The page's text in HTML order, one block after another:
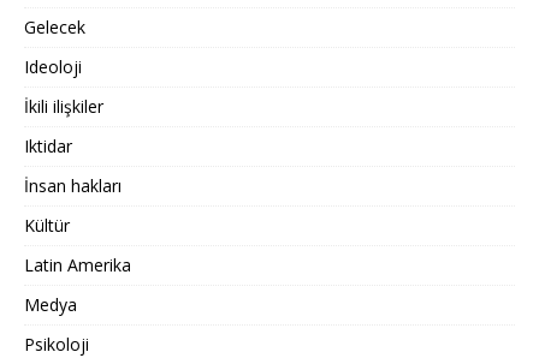
Gelecek
Ideoloji
İkili ilişkiler
Iktidar
İnsan hakları
Kültür
Latin Amerika
Medya
Psikoloji